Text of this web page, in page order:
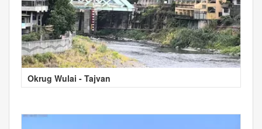
Okrug Wulai - Tajvan